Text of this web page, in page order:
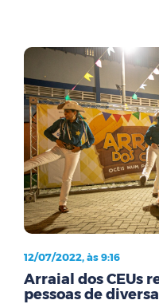
12/07/2022, às 9:16
Arraial dos CEUs
pessoas de